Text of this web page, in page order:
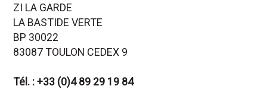
ZI LA GARDE
LA BASTIDE VERTE
BP 30022
83087 TOULON CEDEX 9
Tél. : +33 (0)4 89 29 19 84